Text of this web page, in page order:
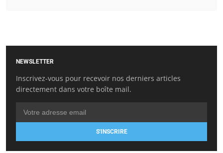
NEWSLETTER
Inscrivez-vous pour recevoir nos derniers articles
directement dans votre boîte mail.
S'INSCRIRE